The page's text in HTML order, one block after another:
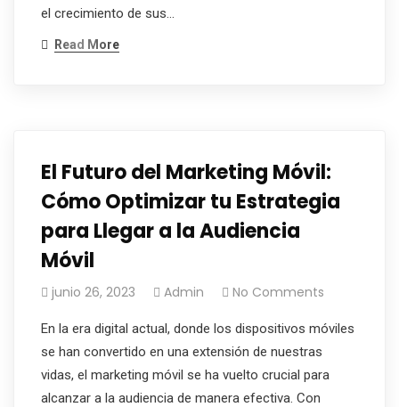
el crecimiento de sus…
Read More
El Futuro del Marketing Móvil:
Cómo Optimizar tu Estrategia
para Llegar a la Audiencia
Móvil
junio 26, 2023 Admin No Comments
En la era digital actual, donde los dispositivos móviles
se han convertido en una extensión de nuestras
vidas, el marketing móvil se ha vuelto crucial para
alcanzar a la audiencia de manera efectiva. Con